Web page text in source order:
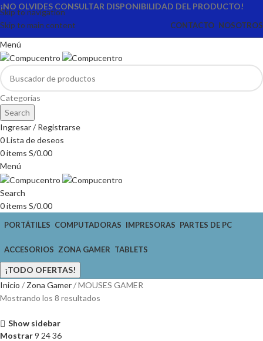
Skip to navigation
Skip to main content
¡NO OLVIDES CONSULTAR DISPONIBILIDAD DEL PRODUCTO!
CONTACTO NOSOTROS
Menú
Categorías
Search
Ingresar / Registrarse
0Lista de deseos
0items S/0.00
Menú
Search
0items S/0.00
PORTÁTILES COMPUTADORAS IMPRESORAS PARTES DE PC
ACCESORIOS ZONA GAMER TABLETS
¡TODO OFERTAS!
Inicio Zona Gamer
MOUSES GAMER
Mostrando los 8 resultados
Show sidebar
Mostrar9 2436